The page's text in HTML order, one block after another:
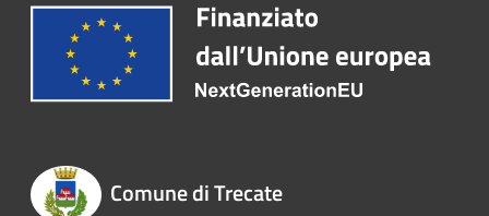
Comune di Trecate